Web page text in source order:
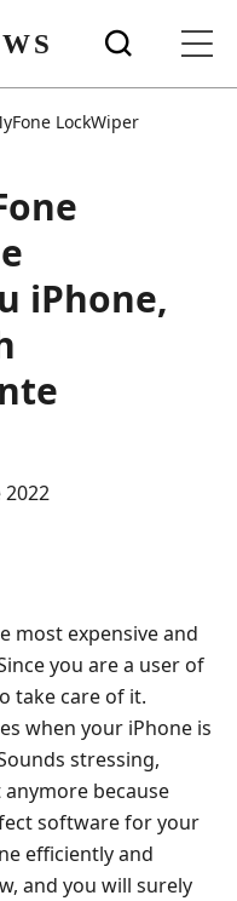
LockWiper
iPhone,
most expensive and
you are a user of
take care of it.
when your iPhone is
stressing,
because
software for your
efficiently and
and you will surely